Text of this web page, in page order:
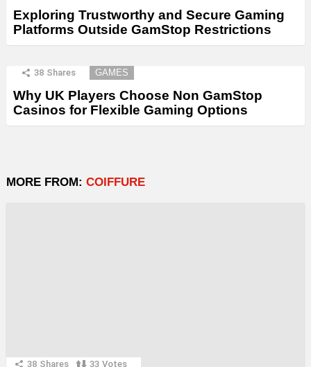
Exploring Trustworthy and Secure Gaming
Platforms Outside GamStop Restrictions
38 Shares GAMES
Why UK Players Choose Non GamStop
Casinos for Flexible Gaming Options
MORE FROM: COIFFURE
38 Shares 33 Votes